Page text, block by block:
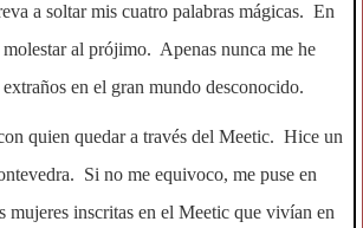
a soltar mis cuatro palabras mágicas. En
al prójimo. Apenas nunca me he
en el gran mundo desconocido.
quien quedar a través del Meetic. Hice un
Si no me equivoco, me puse en
mujeres inscritas en el Meetic que vivían en